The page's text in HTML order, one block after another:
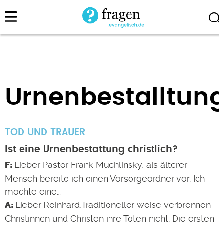
Direkt
zum
TOD UND TRAUER
Ist eine Urnenbestattung christlich?
Lieber Pastor Frank Muchlinsky, als älterer
Mensch bereite ich einen Vorsorgeordner vor. Ich
möchte eine…
Lieber Reinhard,Traditioneller weise verbrennen
Christinnen und Christen ihre Toten nicht. Die ersten